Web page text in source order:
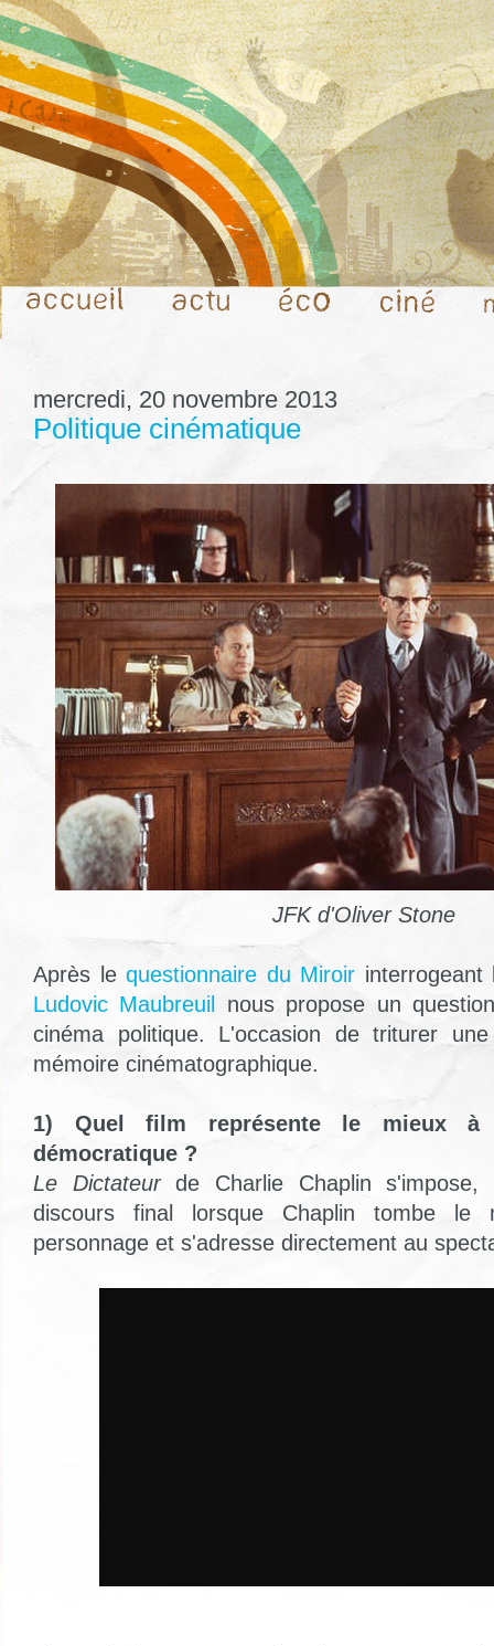
mercredi, 20 novembre 2013
Politique cinématique
JFK d'Oliver Stone
Après le questionnaire du Miroir interrogeant
Ludovic Maubreuil
nous propose un
cinéma politique. L'occasion de triturer
mémoire cinématographique.
1) Quel film représente le mieux à
démocratique ?
Le Dictateurde Charlie Chaplin s'impose,
discours final lorsque Chaplin tombe le
personnage et s'adresse directement au